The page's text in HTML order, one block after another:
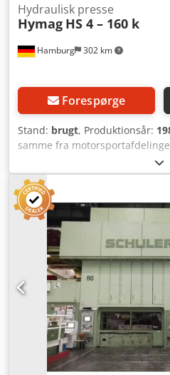
Hamburg 302 km
Hydraulisk presse
Hymag HS 4 – 160 k
Forespørge
Stand: brugt, Produktionsår:
samme fra
presse, Hymag Type HS 4 –
Aozrbtgebtof Ombygget til
Trykkraft 160 ton Bord: 1500 x
mm Motor: 11 kW Vægt: 7 ton